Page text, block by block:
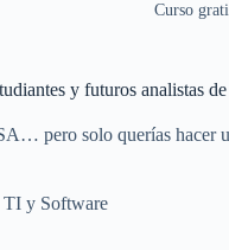
Curso
y futuros analistas
pero solo querías hacer
TI y Software